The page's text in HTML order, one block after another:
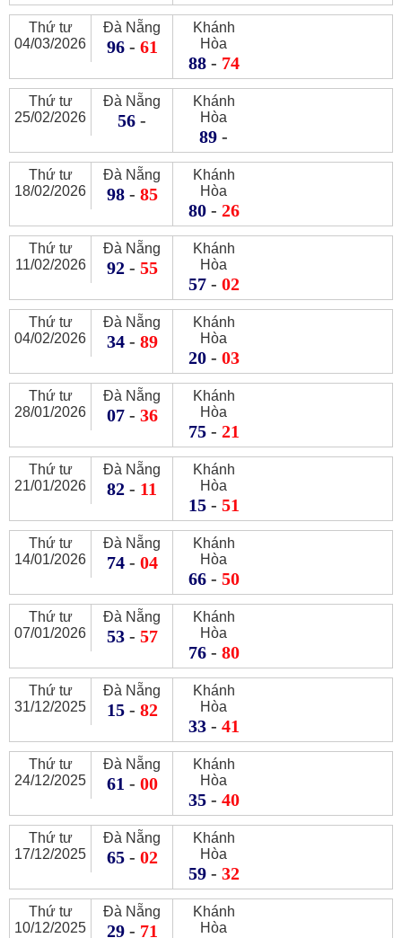
Thứ tư
04/03/2026
Đà Nẵng
96- 61
Khánh
Hòa
88- 74
Thứ tư
25/02/2026
Đà Nẵng
56 -
Khánh
Hòa
89 -
Thứ tư
18/02/2026
Đà Nẵng
98- 85
Khánh
Hòa
80- 26
Thứ tư
11/02/2026
Đà Nẵng
92- 55
Khánh
Hòa
57- 02
Thứ tư
04/02/2026
Đà Nẵng
34- 89
Khánh
Hòa
20- 03
Thứ tư
28/01/2026
Đà Nẵng
07- 36
Khánh
Hòa
75- 21
Thứ tư
21/01/2026
Đà Nẵng
82 - 11
Khánh
Hòa
15- 51
Thứ tư
14/01/2026
Đà Nẵng
74- 04
Khánh
Hòa
66- 50
Thứ tư
07/01/2026
Đà Nẵng
53- 57
Khánh
Hòa
76- 80
Thứ tư
31/12/2025
Đà Nẵng
15- 82
Khánh
Hòa
33- 41
Thứ tư
24/12/2025
Đà Nẵng
61 - 00
Khánh
Hòa
35- 40
Thứ tư
17/12/2025
Đà Nẵng
65- 02
Khánh
Hòa
59- 32
Thứ tư
10/12/2025
Đà Nẵng
29- 71
Khánh
Hòa